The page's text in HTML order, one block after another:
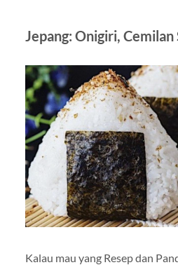
Jepang: Onigiri,
Kalau mau yang Resep dan